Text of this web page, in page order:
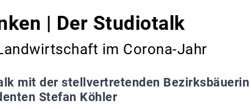
| Der Studiotalk
im Corona-Jahr
mit der stellvertretenden
Stefan Köhler